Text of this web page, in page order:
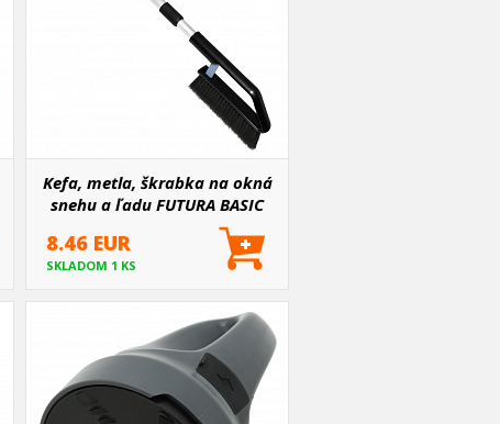
Kefa, metla, škrabka na okná
snehu a ľadu FUTURA BASIC
teleskopická 82/110
8.46 EUR
SKLADOM 1 KS